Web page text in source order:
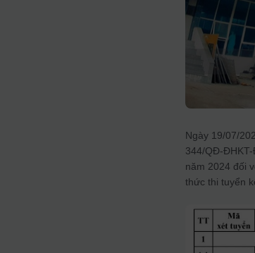
Ngày 19/07/
344/QĐ-
năm 2024 đối
thức thi tuyển